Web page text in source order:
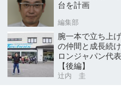
台を計画
編集部
腕一本で立ち上
の仲間と成長続
ロンジャパン代
【後編】
辻内 圭